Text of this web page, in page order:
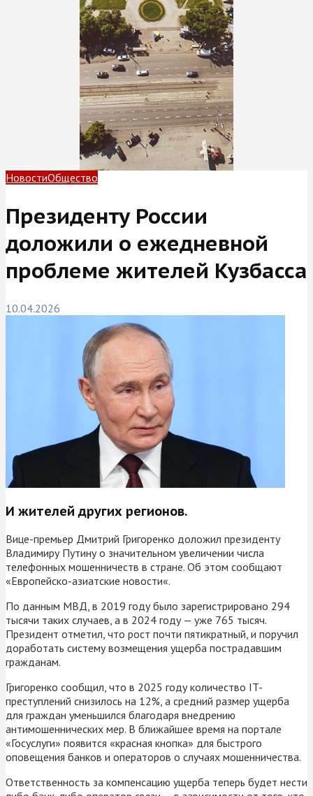
НовостиОбщество
Президенту России
доложили о ежедневной
проблеме жителей Кузбасса
10.04.2026
И жителей других регионов.
Вице-премьер Дмитрий Григоренко доложил президенту
Владимиру Путину о значительном увеличении числа
телефонных мошенничеств в стране. Об этом сообщают
«Европейско-азиатские новости«.
По данным МВД, в 2019 году было зарегистрировано 294
тысячи таких случаев, а в 2024 году — уже 765 тысяч.
Президент отметил, что рост почти пятикратный, и поручил
доработать систему возмещения ущерба пострадавшим
гражданам.
Григоренко сообщил, что в 2025 году количество IT-
преступлений снизилось на 12%, а средний размер ущерба
для граждан уменьшился благодаря внедрению
антимошеннических мер. В ближайшее время на портале
«Госуслуги» появится «красная кнопка» для быстрого
оповещения банков и операторов о случаях мошенничества.
Ответственность за компенсацию ущерба теперь будет нести